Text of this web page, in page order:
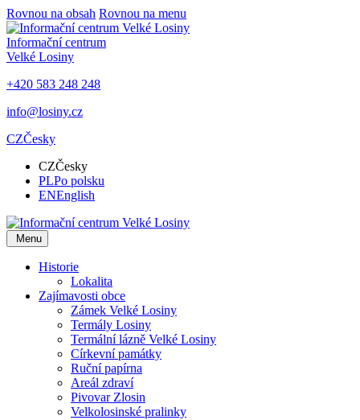
Rovnou na obsah Rovnou na menu
Informační centrum
Velké Losiny
+420 583 248 248
info@losiny.cz
CZČesky
CZČesky
PLPo polsku
ENEnglish
Menu
Historie
Lokalita
Zajímavosti obce
Zámek Velké Losiny
Termály Losiny
Termální lázně Velké Losiny
Církevní památky
Ruční papírna
Areál zdraví
Pivovar Zlosin
Velkolosinské pralinky